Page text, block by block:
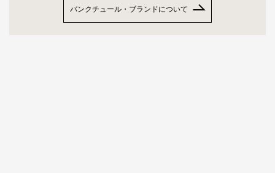
バンクチュール・ブランドについて